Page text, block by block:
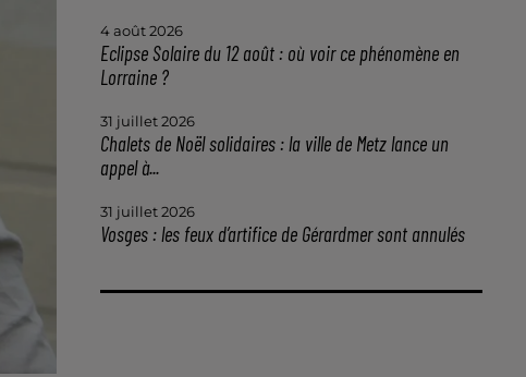
4 août 2026
Eclipse Solaire du 12 août : où voir ce phénomène en
Lorraine ?
31 juillet 2026
Chalets de Noël solidaires : la ville de Metz lance un
appel à...
31 juillet 2026
Vosges : les feux d’artifice de Gérardmer sont annulés